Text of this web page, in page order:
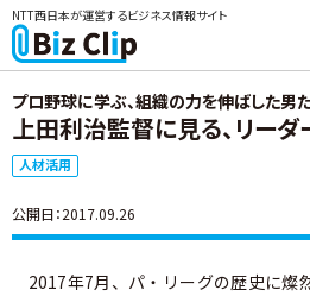
NTT西日本が運営するビジネス情報サイト
プロ野球に学ぶ、組織の力を伸ばした男た
上田利治監督に見る、リー
人材活用
公開日：2017.09.26
2017年7月、パ・リーグの歴史に燦